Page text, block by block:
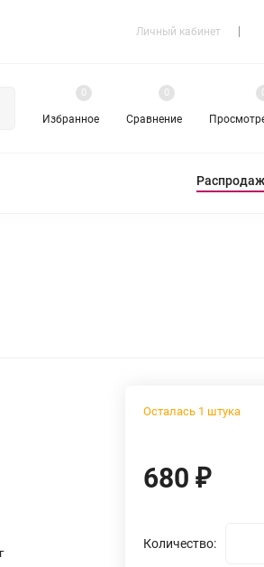
Личный кабинет
Избранное
0
Сравнение
0
Осталась 1 штука
680₽
Количество: